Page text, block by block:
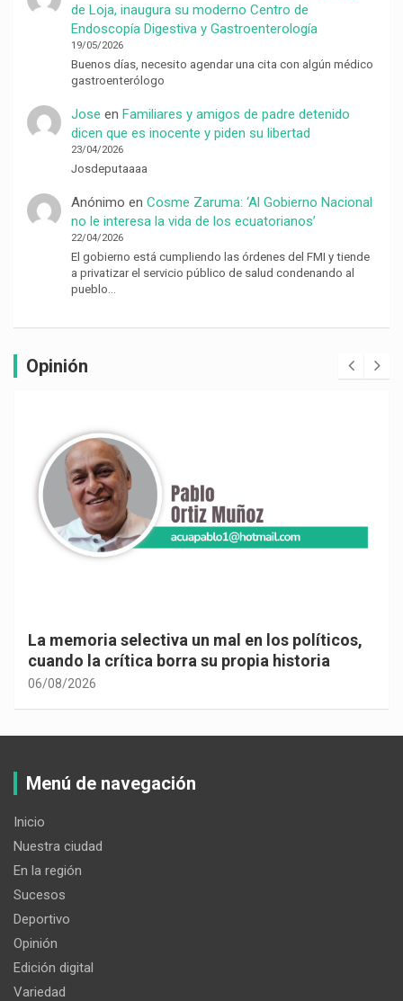
de Loja, inaugura su moderno Centro de
Endoscopía Digestiva y Gastroenterología
19/05/2026
Buenos días, necesito agendar una cita con algún médico
gastroenterólogo
Jose en Familiares y amigos de padre detenido
dicen que es inocente y piden su libertad
23/04/2026
Josdeputaaaa
Anónimo en Cosme Zaruma: ‘Al Gobierno Nacional
no le interesa la vida de los ecuatorianos’
22/04/2026
El gobierno está cumpliendo las órdenes del FMI y tiende
a privatizar el servicio público de salud condenando al
pueblo…
Opinión
La memoria selectiva un mal en los políticos,
cuando la crítica borra su propia historia
06/08/2026
Menú de navegación
Inicio
Nuestra ciudad
En la región
Sucesos
Deportivo
Opinión
Edición digital
Variedad